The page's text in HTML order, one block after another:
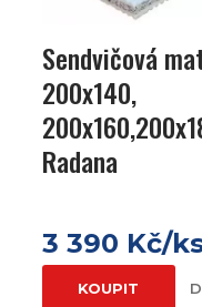
Sendvičová
200x140,
Radana
3 390 Kč/
KOUPIT